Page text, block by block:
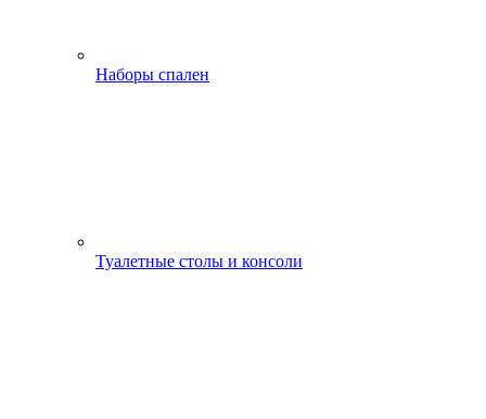
Наборы спален
Туалетные столы и консоли